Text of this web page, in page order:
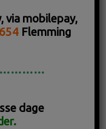
blive medlem
fået et hcp. på
via mobilepay,
Flemming
dage